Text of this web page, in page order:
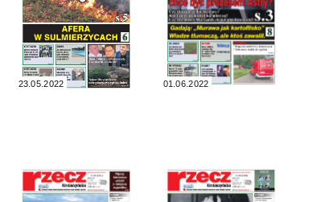
23.05.2022 01.06.2022